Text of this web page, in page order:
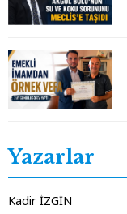
Yazarlar
Kadir İZGİN